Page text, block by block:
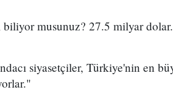
musunuz? 27.5 milyar
siyasetçiler, Türkiye'nin en